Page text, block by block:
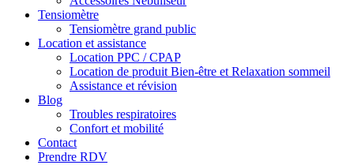
Tensiomètre
Tensiomètre grand public
Location et assistance
Location PPC / CPAP
Location de produit Bien-être et Relaxation sommeil
Assistance et révision
Blog
Troubles respiratoires
Confort et mobilité
Contact
Prendre RDV